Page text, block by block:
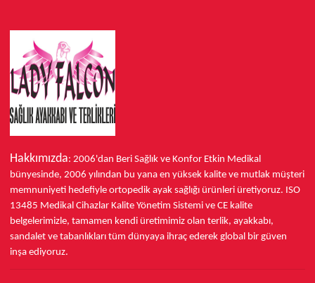
Hakkımızda: 2006'dan Beri Sağlık ve Konfor Etkin Medikal
bünyesinde, 2006 yılından bu yana en yüksek kalite ve mutlak müşteri
memnuniyeti hedefiyle ortopedik ayak sağlığı ürünleri üretiyoruz. ISO
13485 Medikal Cihazlar Kalite Yönetim Sistemi ve CE kalite
belgelerimizle, tamamen kendi üretimimiz olan terlik, ayakkabı,
sandalet ve tabanlıkları tüm dünyaya ihraç ederek global bir güven
inşa ediyoruz.